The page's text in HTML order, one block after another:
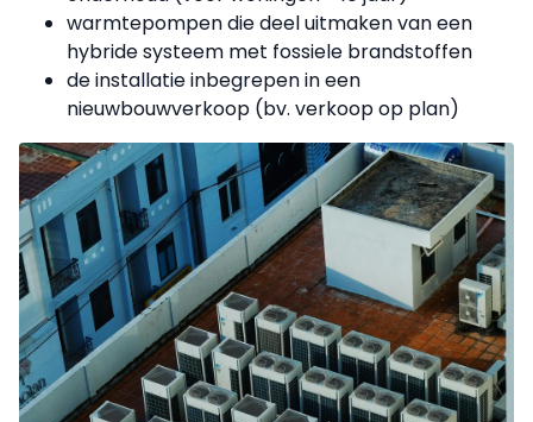
warmtepompen die deel uitmaken van een
hybride systeem met fossiele brandstoffen
de installatie inbegrepen in een
nieuwbouwverkoop (bv. verkoop op plan)